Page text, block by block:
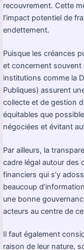
recouvrement. Cette
l’impact potentiel de
endettement.
Puisque les créances
et concernent souvent
institutions comme la
Publiques) assurent
collecte et de gestion
équitables que
négociées et évitant
Par ailleurs, la
cadre légal autour des
financiers qui s’y
beaucoup
une bonne
acteurs au centre de
Il faut également
raison de leur nature,